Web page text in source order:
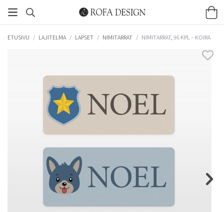
ETUSIVU / LAJITELMA / LAPSET / NIMITARRAT / NIMITARRAT, 96 KPL – KOIRA